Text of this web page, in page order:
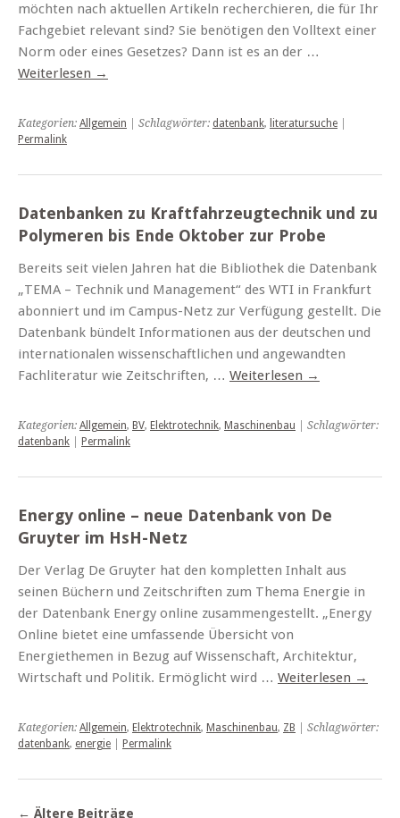
möchten nach aktuellen Artikeln recherchieren, die für Ihr
Fachgebiet relevant sind? Sie benötigen den Volltext einer
Norm oder eines Gesetzes? Dann ist es an der …
Weiterlesen →
Kategorien: Allgemein | Schlagwörter: datenbank, literatursuche
Permalink
Datenbanken zu Kraftfahrzeugtechnik und zu
Polymeren bis Ende Oktober zur Probe
Bereits seit vielen Jahren hat die Bibliothek die Datenbank
„TEMA – Technik und Management“ des WTI in Frankfurt
abonniert und im Campus-Netz zur Verfügung gestellt. Die
Datenbank bündelt Informationen aus der deutschen und
internationalen wissenschaftlichen und angewandten
Fachliteratur wie Zeitschriften, … Weiterlesen →
Kategorien: Allgemein, BV, Elektrotechnik, Maschinenbau | Schlagwörter:
datenbank
Permalink
Energy online – neue Datenbank von De
Gruyter im HsH-Netz
Der Verlag De Gruyter hat den kompletten Inhalt aus
seinen Büchern und Zeitschriften zum Thema Energie in
der Datenbank Energy online zusammengestellt. „Energy
Online bietet eine umfassende Übersicht von
Energiethemen in Bezug auf Wissenschaft, Architektur,
Wirtschaft und Politik. Ermöglicht wird … Weiterlesen →
Kategorien: Allgemein, Elektrotechnik, Maschinenbau, ZB | Schlagwörter:
datenbank, energie Permalink
← Ältere Beiträge